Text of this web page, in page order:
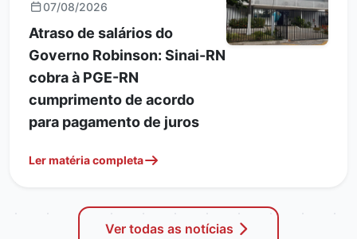
07/08/2026
Atraso de salários do
Governo Robinson: Sinai-RN
cobra à PGE-RN
cumprimento de acordo
para pagamento de juros
Ler matéria completa
Ver todas as notícias